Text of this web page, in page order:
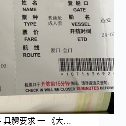
具體要求 一 《大…